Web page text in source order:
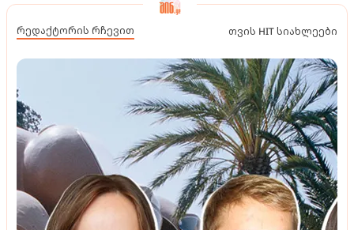
რედაქტორის რჩევით თვის HIT სიახლეები